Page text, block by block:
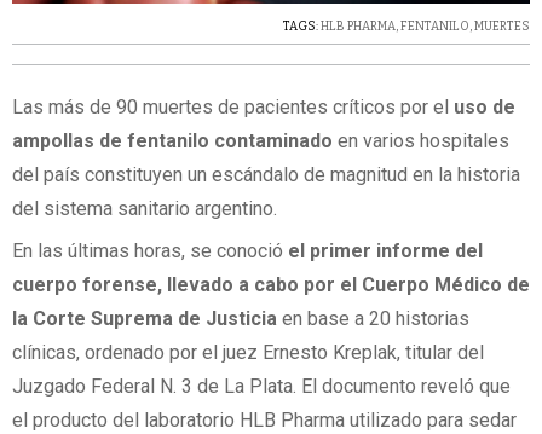
TAGS:HLB PHARMA,FENTANILO,MUERTES
Las más de 90 muertes de pacientes críticos por el uso de
ampollas de fentanilo contaminado en varios hospitales
del país constituyen un escándalo de magnitud en la historia
del sistema sanitario argentino.
En las últimas horas, se conoció el primer informe del
cuerpo forense, llevado a cabo por el Cuerpo Médico de
la Corte Suprema de Justicia en base a 20 historias
clínicas, ordenado por el juez Ernesto Kreplak, titular del
Juzgado Federal N. 3 de La Plata. El documento reveló que
el producto del laboratorio HLB Pharma utilizado para sedar